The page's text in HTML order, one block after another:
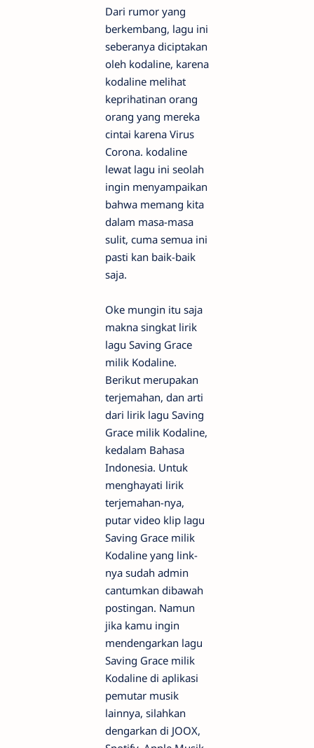
Dari rumor yang
berkembang, lagu ini
seberanya diciptakan
oleh kodaline, karena
kodaline melihat
keprihatinan orang
orang yang mereka
cintai karena Virus
Corona. kodaline
lewat lagu ini seolah
ingin menyampaikan
bahwa memang kita
dalam masa-masa
sulit, cuma semua ini
pasti kan baik-baik
saja.
Oke mungin itu saja
makna singkat lirik
lagu Saving Grace
milik Kodaline.
Berikut merupakan
terjemahan, dan arti
dari lirik lagu Saving
Grace milik Kodaline,
kedalam Bahasa
Indonesia. Untuk
menghayati lirik
terjemahan-nya,
putar video klip lagu
Saving Grace milik
Kodaline yang link-
nya sudah admin
cantumkan dibawah
postingan. Namun
jika kamu ingin
mendengarkan lagu
Saving Grace milik
Kodaline di aplikasi
pemutar musik
lainnya, silahkan
dengarkan di JOOX,